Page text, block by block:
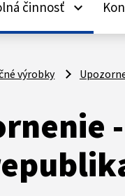
činnosť keyboard_arrow_down
výrobky